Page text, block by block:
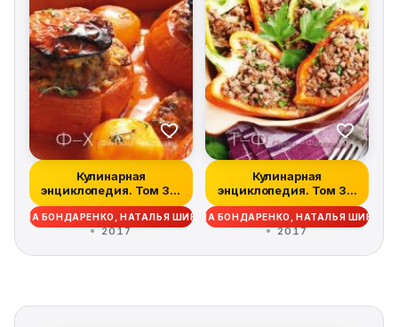
Кулинарная
энциклопедия. Том 38.
Ф – Х (Финокки –...
БОНДАРЕНКО, НАТАЛЬЯ ШИНКАРЁВА
2017
Кулинарная
энциклопедия. Том 37.
Т – Ф (Тунец – Фа...
НАДЕЖДА БОНДАРЕНКО, НАТАЛЬЯ
2017